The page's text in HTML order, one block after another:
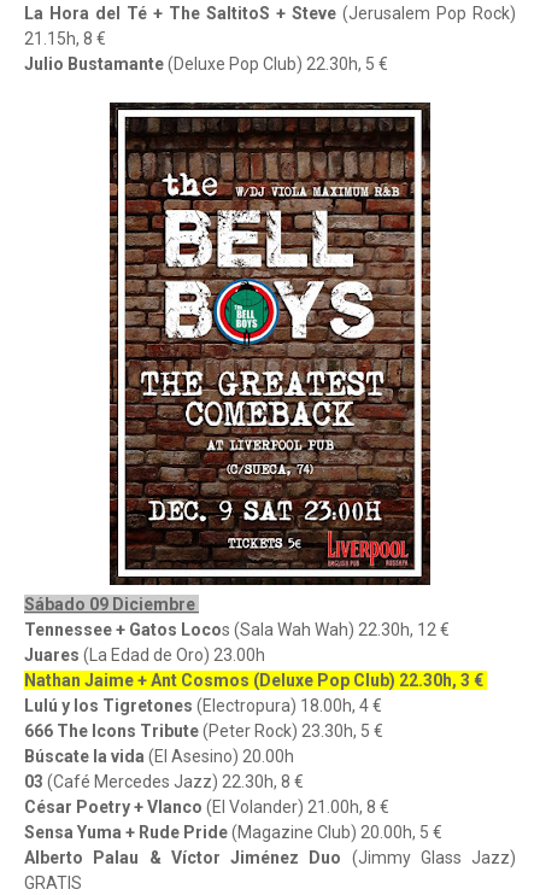
La Hora del Té + The SaltitoS + Steve (Jerusalem Pop Rock)
21.15h, 8 €
Julio Bustamante(Deluxe Pop Club) 22.30h, 5 €
Sábado 09 Diciembre
Tennessee + Gatos Locos (Sala Wah Wah) 22.30h, 12 €
Juares (La Edad de Oro) 23.00h
Nathan Jaime + Ant Cosmos (Deluxe Pop Club) 22.30h, 3 €
Lulú y los Tigretones (Electropura) 18.00h, 4 €
666 The Icons Tribute(Peter Rock) 23.30h, 5 €
Búscate la vida (El Asesino) 20.00h
03 (Café Mercedes Jazz) 22.30h, 8 €
César Poetry + Vlanco (El Volander) 21.00h, 8 €
Sensa Yuma + Rude Pride(Magazine Club) 20.00h, 5 €
Alberto Palau & Víctor Jiménez Duo (Jimmy Glass Jazz)
GRATIS